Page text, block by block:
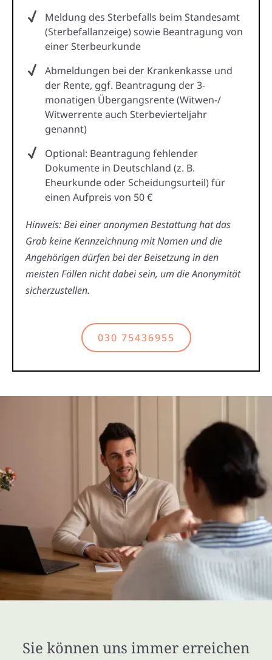
Meldung des Sterbefalls beim Standesamt
(Sterbefallanzeige) sowie Beantragung von
einer Sterbeurkunde
Abmeldungen bei der Krankenkasse und
der Rente, ggf. Beantragung der 3-
monatigen Übergangsrente (Witwen-/
Witwerrente auch Sterbevierteljahr
genannt)
Optional: Beantragung fehlender
Dokumente in Deutschland (z. B.
Eheurkunde oder Scheidungsurteil) für
einen Aufpreis von 50 €
Hinweis: Bei einer anonymen Bestattung hat das
Grab keine Kennzeichnung mit Namen und die
Angehörigen dürfen bei der Beisetzung in den
meisten Fällen nicht dabei sein, um die Anonymität
sicherzustellen.
030 75436955
Sie können uns immer erreichen